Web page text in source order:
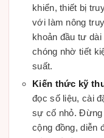
khiển, thiết bị
với làm nông
khoản đầu tư
chóng nhờ tiết
suất.
Kiến thức kỹ
đọc số liệu, cài
sự cố nhỏ. Đừng
cộng đồng, diễn